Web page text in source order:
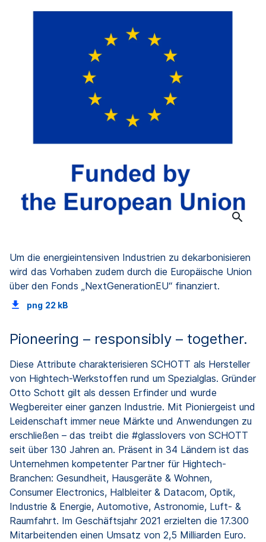
Um die energieintensiven Industrien zu dekarbonisieren
wird das Vorhaben zudem durch die Europäische Union
über den Fonds „NextGenerationEU“ finanziert.
png 22 kB
Pioneering – responsibly – together.
Diese Attribute charakterisieren SCHOTT als Hersteller
von Hightech-Werkstoffen rund um Spezialglas. Gründer
Otto Schott gilt als dessen Erfinder und wurde
Wegbereiter einer ganzen Industrie. Mit Pioniergeist und
Leidenschaft immer neue Märkte und Anwendungen zu
erschließen – das treibt die #glasslovers von SCHOTT
seit über 130 Jahren an. Präsent in 34 Ländern ist das
Unternehmen kompetenter Partner für Hightech-
Branchen: Gesundheit, Hausgeräte & Wohnen,
Consumer Electronics, Halbleiter & Datacom, Optik,
Industrie & Energie, Automotive, Astronomie, Luft- &
Raumfahrt. Im Geschäftsjahr 2021 erzielten die 17.300
Mitarbeitenden einen Umsatz von 2,5 Milliarden Euro.